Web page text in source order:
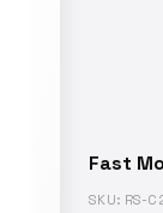
Fast
SKU: RS-